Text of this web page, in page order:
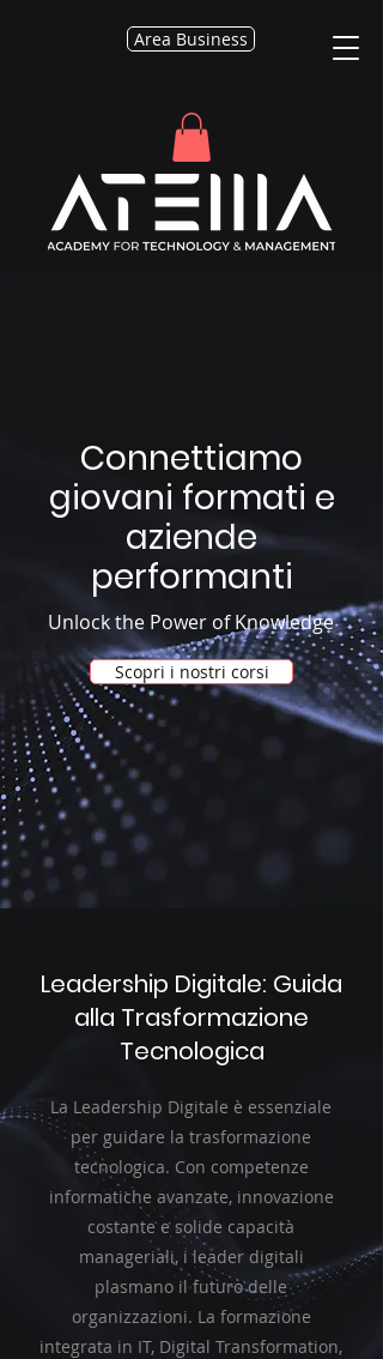
Area Business
Connettiamo
giovani formati e
aziende
performanti
Unlock the Power of Knowledge
Scopri i nostri corsi
Leadership Digitale: Guida
alla Trasformazione
Tecnologica
La Leadership Digitale è essenziale
per guidare la trasformazione
tecnologica. Con competenze
informatiche avanzate, innovazione
costante e solide capacità
manageriali, i leader digitali
plasmano il futuro delle
organizzazioni. La formazione
integrata in IT, Digital Transformation,